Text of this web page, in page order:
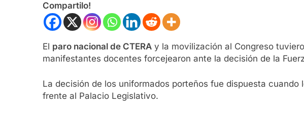
Compartilo!
El paro nacional de CTERA y la movilización al Congreso
manifestantes docentes forcejearon ante la decisión de la
La decisión de los uniformados porteños fue dispuesta
frente al Palacio Legislativo.